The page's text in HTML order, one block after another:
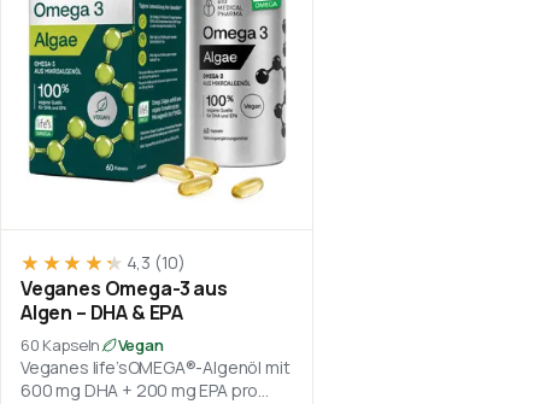
★★★★★
★★★★★ 4,3 (10)
Veganes Omega-3 aus
Algen – DHA & EPA
60 Kapseln Vegan
Veganes life’sOMEGA®-Algenöl mit
600 mg DHA + 200 mg EPA pro